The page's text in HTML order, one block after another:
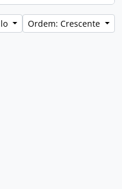
Ordem: Crescente